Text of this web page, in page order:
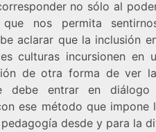
no sólo al
nos permita
aclarar que la inclusión
culturas incursionen en
de otra forma de ver
debe entrar en
ese método que impone
desde y para la